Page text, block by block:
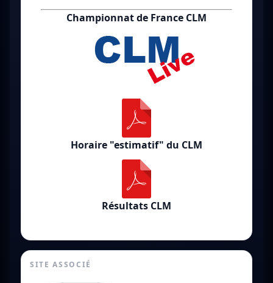
Championnat de France CLM
Horaire "estimatif" du CLM
Résultats CLM
SITE ASSOCIÉ